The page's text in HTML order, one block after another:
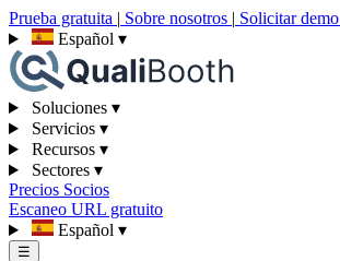
Prueba gratuita | Sobre nosotros | Solicitar demo
Español ▾
Soluciones ▾
Servicios ▾
Recursos ▾
Sectores ▾
Precios Socios
Escaneo URL gratuito
Español ▾
☰